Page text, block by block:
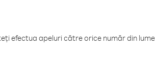
efectua apeluri către orice număr din lume